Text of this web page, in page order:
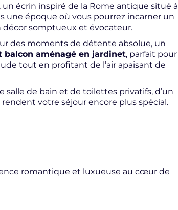
, un écrin inspiré de la Rome antique situé à
une époque où vous pourrez incarner un
somptueux et évocateur.
des moments de détente absolue, un
balcon aménagé en jardinet, parfait pour
tout en profitant de l’air apaisant de
salle de bain et de toilettes privatifs, d’un
votre séjour encore plus spécial.
romantique et luxueuse au cœur de